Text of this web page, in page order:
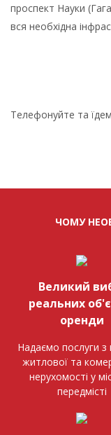
проспект Науки
вся необхідна
Телефонуйте та
ЧОМУ
Великий
реальних
оренди
Надаємо послуги з
житлової та
нерухомості у
передмісті